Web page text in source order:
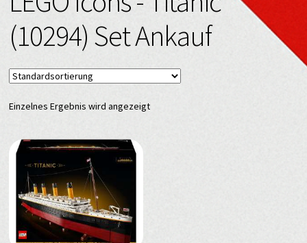
(10294) Set Ankauf
Einzelnes Ergebnis wird angezeigt